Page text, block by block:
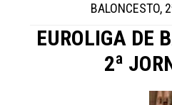
BALONCESTO,
EUROLIGA DE
2ª